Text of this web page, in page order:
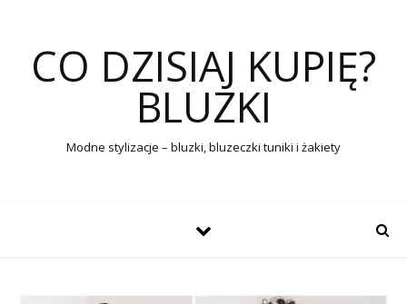
CO DZISIAJ KUPIĘ?
BLUZKI
Modne stylizacje – bluzki, bluzeczki tuniki i żakiety